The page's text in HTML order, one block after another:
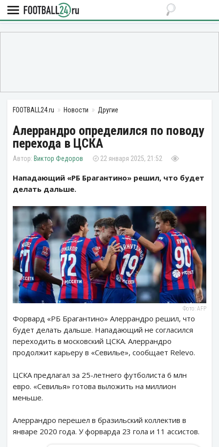
FOOTBALL24.ru Новости Другие
Алеррандро определился по поводу
перехода в ЦСКА
Виктор Федоров 22 января 2025, 21:52
Нападающий «РБ Брагантино» решил, что будет
делать дальше.
Фото: AFP
Форвард «РБ Брагантино» Алеррандро решил, что
будет делать дальше. Нападающий не согласился
переходить в московский ЦСКА. Алеррандро
продолжит карьеру в «Севилье», сообщает Relevo.
ЦСКА предлагал за 25-летнего футболиста 6 млн
евро. «Севилья» готова выложить на миллион
меньше.
Алеррандро перешел в бразильский коллектив в
январе 2020 года. У форварда 23 гола и 11 ассистов.